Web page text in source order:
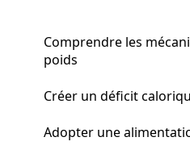
Comprendre les
poids
Créer un déficit
Adopter une